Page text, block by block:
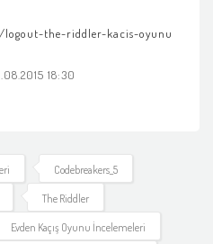
the-riddler-kacis-oyunu
18:30
Codebreakers_5
The Riddler
Evden Kaçış Oyunu İncelemeleri